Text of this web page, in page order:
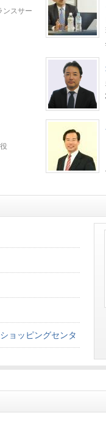
ンスサー
ョッピングセンタ